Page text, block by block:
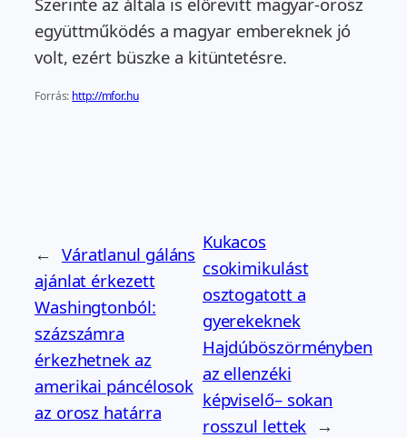
együttműködés a magyar embereknek jó
volt, ezért büszke a kitüntetésre.
Forrás: http://mfor.hu
← Váratlanul gáláns
ajánlat érkezett
Washingtonból:
százszámra
érkezhetnek az
amerikai páncélosok
az orosz határra
Kukacos
csokimikulást
osztogatott a
gyerekeknek
Hajdúböszörményben
az ellenzéki
képviselő– sokan
rosszul lettek →